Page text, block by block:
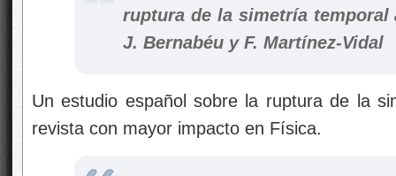
ruptura de la simetría
J. Bernabéu y F. Martínez-Vidal
Un estudio español sobre la ruptura de la
revista con mayor impacto en Física.